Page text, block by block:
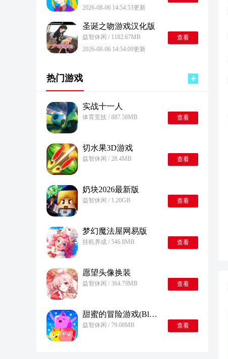
2026-08-06 14:54:53更新
圣诞之吻游戏汉化版
益智休闲 / 1182.67MB
2026-08-06 14:54:09更新
查看
热门游戏
实战十一人
体育竞技 / 887.58MB 查看
切水果3D游戏
益智休闲 / 28.4MB 查看
奶块2026最新版
益智休闲 / 1.20GB 查看
梦幻魔法屋网易版
挂机养成 / 546.8MB 查看
愿望头像换装
益智休闲 / 364.79MB 查看
甜蜜的冒险游戏(Blastamania - Sweet Adventure)
益智休闲 / 79.08MB 查看